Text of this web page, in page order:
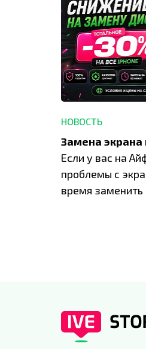
НОВОСТЬ
Если у вас на
проблемы с
время заменить